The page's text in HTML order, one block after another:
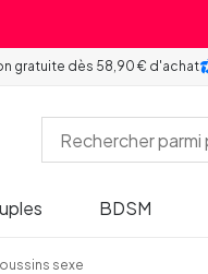
gratuite dès 58,90 € d'achat
BDSM
sexe